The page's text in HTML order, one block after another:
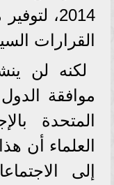
2014،
القرارات
المتحدة
العلماء أن
إلى